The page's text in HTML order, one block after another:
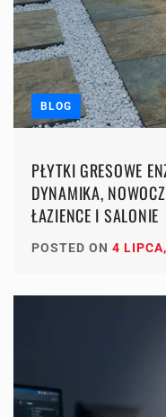
BLOG
PŁYTKI GRESOWE
DYNAMIKA,
ŁAZIENCE I SALONIE
POSTED ON 4